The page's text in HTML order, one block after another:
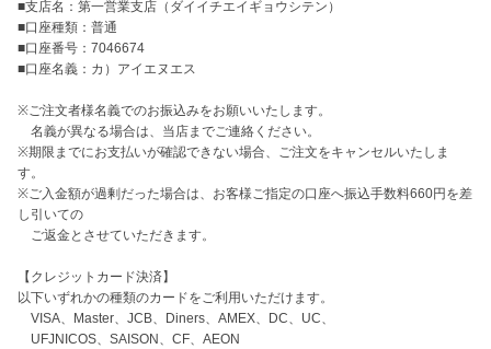
■支店名：第一営業支店（ダイイチエイギョウシテン）
■口座種類：普通
■口座番号：7046674
■口座名義：カ）アイエヌエス
※ご注文者様名義でのお振込みをお願いいたします。
名義が異なる場合は、当店までご連絡ください。
※期限までにお支払いが確認できない場合、ご注文をキャンセルいたしま
す。
※ご入金額が過剰だった場合は、お客様ご指定の口座へ振込手数料660円を差
し引いての
ご返金とさせていただきます。
【クレジットカード決済】
以下いずれかの種類のカードをご利用いただけます。
VISA、Master、JCB、Diners、AMEX、DC、UC、
UFJNICOS、SAISON、CF、AEON